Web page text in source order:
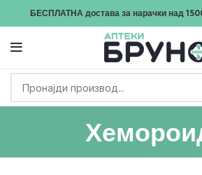
БЕСПЛАТНА доставаза нарачки над